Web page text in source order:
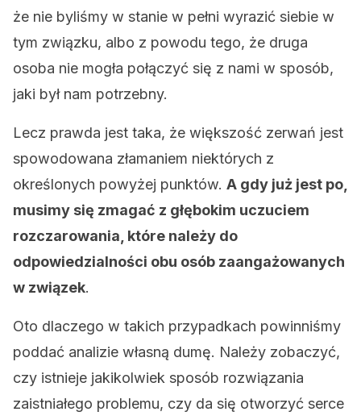
że nie byliśmy w stanie w pełni wyrazić siebie w
tym związku, albo z powodu tego, że druga
osoba nie mogła połączyć się z nami w sposób,
jaki był nam potrzebny.
Lecz prawda jest taka, że większość zerwań jest
spowodowana złamaniem niektórych z
określonych powyżej punktów. A gdy już jest po,
musimy się zmagać z głębokim uczuciem
rozczarowania, które należy do
odpowiedzialności obu osób zaangażowanych
w związek.
Oto dlaczego w takich przypadkach powinniśmy
poddać analizie własną dumę. Należy zobaczyć,
czy istnieje jakikolwiek sposób rozwiązania
zaistniałego problemu, czy da się otworzyć serce